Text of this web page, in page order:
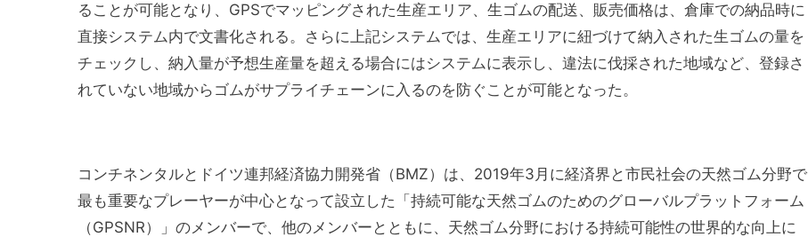
ることが可能となり、GPSでマッピングされた生産エリア、生ゴムの配送、販売価格は、倉庫での納品時に
直接システム内で文書化される。さらに上記システムでは、生産エリアに紐づけて納入された生ゴムの量を
チェックし、納入量が予想生産量を超える場合にはシステムに表示し、違法に伐採された地域など、登録さ
れていない地域からゴムがサプライチェーンに入るのを防ぐことが可能となった。
コンチネンタルとドイツ連邦経済協力開発省（BMZ）は、2019年3月に経済界と市民社会の天然ゴム分野で
最も重要なプレーヤーが中心となって設立した「持続可能な天然ゴムのためのグローバルプラットフォーム
（GPSNR）」のメンバーで、他のメンバーとともに、天然ゴム分野における持続可能性の世界的な向上に